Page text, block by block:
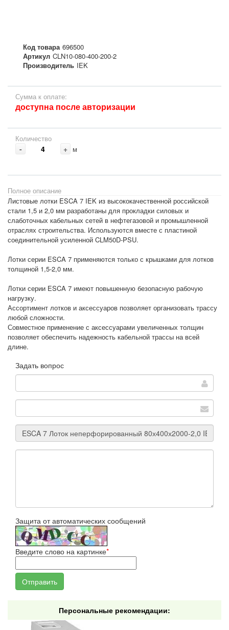
Код товара 696500
Артикул CLN10-080-400-200-2
Производитель IEK
Сумма к оплате:
доступна после авторизации
Количество
- + м
Полное описание
Листовые лотки ESCA 7 IEK из высококачественной российской
стали 1,5 и 2,0 мм разработаны для прокладки силовых и
слаботочных кабельных сетей в нефтегазовой и промышленной
отраслях строительства. Используются вместе с пластиной
соединительной усиленной CLM50D-PSU.
Лотки серии ESCA 7 применяются только с крышками для лотков
толщиной 1,5-2,0 мм.
Лотки серии ESCA 7 имеют повышенную безопасную рабочую
нагрузку.
Ассортимент лотков и аксессуаров позволяет организовать трассу
любой сложности.
Совместное применение с аксессуарами увеличенных толщин
позволяет обеспечить надежность кабельной трассы на всей
длине.
Задать вопрос
Защита от автоматических сообщений
Введите слово на картинке*
Персональные рекомендации: